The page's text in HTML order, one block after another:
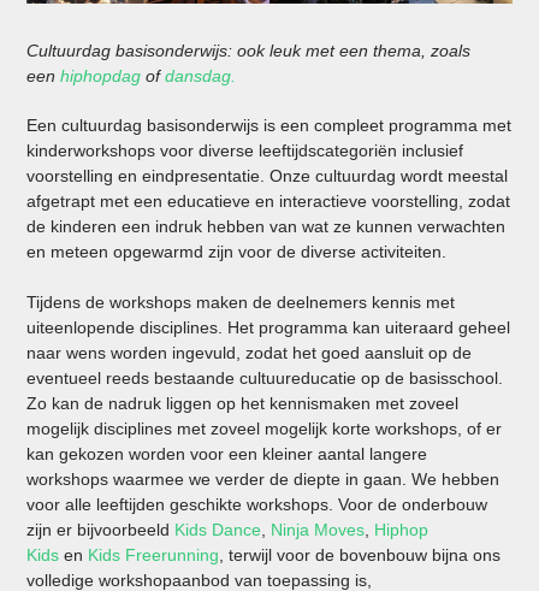
Cultuurdag basisonderwijs: ook leuk met een thema, zoals
eenhiphopdag ofdansdag.
Een cultuurdag basisonderwijs is een compleet programma met
kinderworkshops voor diverse leeftijdscategoriën inclusief
voorstelling en eindpresentatie. Onze cultuurdag wordt meestal
afgetrapt met een educatieve en interactieve voorstelling, zodat
de kinderen een indruk hebben van wat ze kunnen verwachten
en meteen opgewarmd zijn voor de diverse activiteiten.
Tijdens de workshops maken de deelnemers kennis met
uiteenlopende disciplines. Het programma kan uiteraard geheel
naar wens worden ingevuld, zodat het goed aansluit op de
eventueel reeds bestaande cultuureducatie op de basisschool.
Zo kan de nadruk liggen op het kennismaken met zoveel
mogelijk disciplines met zoveel mogelijk korte workshops, of er
kan gekozen worden voor een kleiner aantal langere
workshops waarmee we verder de diepte in gaan. We hebben
voor alle leeftijden geschikte workshops. Voor de onderbouw
zijn er bijvoorbeeld Kids Dance Ninja Moves Hiphop
Kids en Kids Freerunning , terwijl voor de bovenbouw bijna ons
volledige workshopaanbod van toepassing is,